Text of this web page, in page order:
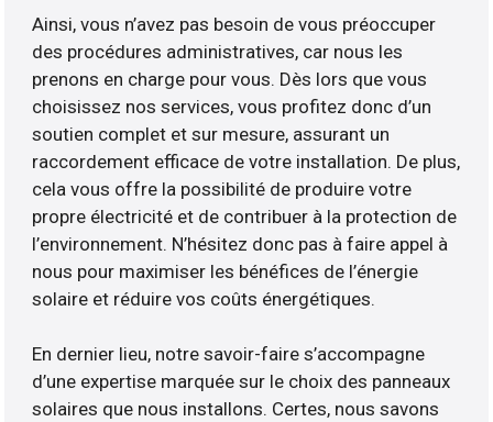
Ainsi, vous n’avez pas besoin de vous préoccuper
des procédures administratives, car nous les
prenons en charge pour vous. Dès lors que vous
choisissez nos services, vous profitez donc d’un
soutien complet et sur mesure, assurant un
raccordement efficace de votre installation. De plus,
cela vous offre la possibilité de produire votre
propre électricité et de contribuer à la protection de
l’environnement. N’hésitez donc pas à faire appel à
nous pour maximiser les bénéfices de l’énergie
solaire et réduire vos coûts énergétiques.
En dernier lieu, notre savoir-faire s’accompagne
d’une expertise marquée sur le choix des panneaux
solaires que nous installons. Certes, nous savons